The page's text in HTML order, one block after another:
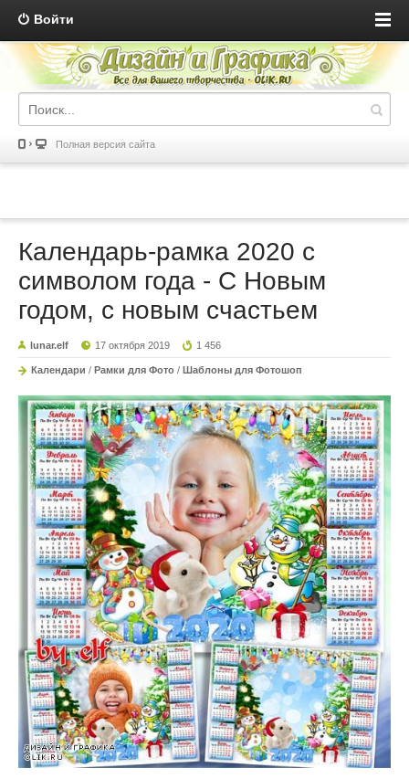
Войти
Полная версия сайта
Календарь-рамка 2020 с
символом года - С Новым
годом, с новым счастьем
lunar.elf 17 октября 2019 1 456
Календари / Рамки для Фото / Шаблоны для Фотошоп